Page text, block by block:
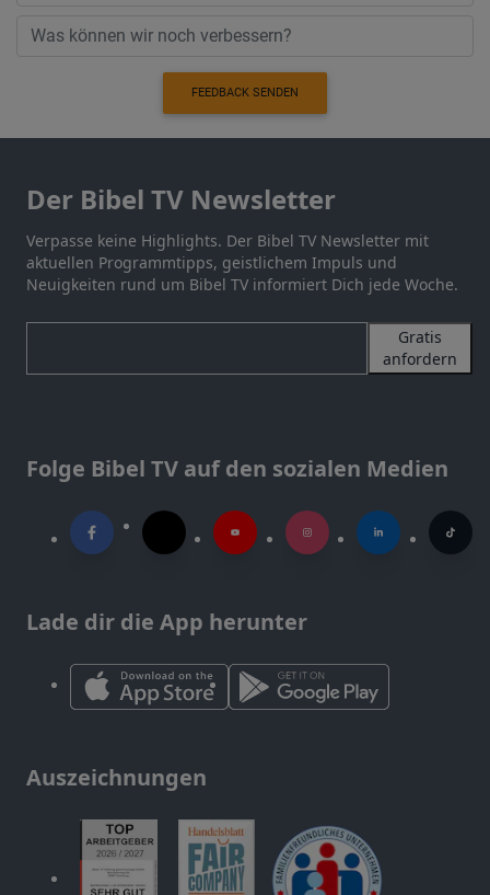
FEEDBACK SENDEN
Der Bibel TV Newsletter
Verpasse keine Highlights. Der Bibel TV Newsletter mit
aktuellen Programmtipps, geistlichem Impuls und
Neuigkeiten rund um Bibel TV informiert Dich jede Woche.
Gratis
anfordern
Folge Bibel TV auf den sozialen Medien
Lade dir die App herunter
Auszeichnungen